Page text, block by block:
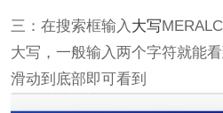
三：在搜索框输入 大写
大写，一般输入两个字符就能
滑动到底部即可看到